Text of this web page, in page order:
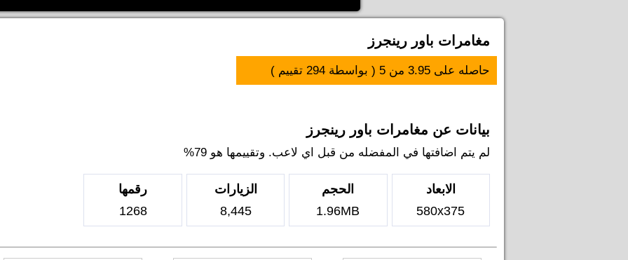
مغامرات باور رينجرز
حاصله على 3.95 من 5 ( بواسطة 294 تقييم )
بيانات عن مغامرات باور رينجرز
لم يتم اضافتها في المفضله من قبل اي لاعب. وتقييمها هو 79%
الابعاد
580x375
الحجم
1.96MB
الزيارات
8,445
رقمها
1268